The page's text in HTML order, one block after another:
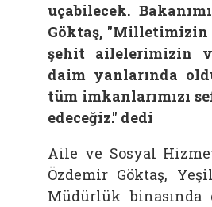
uçabilecek.
Göktaş, "Milletimizin
şehit ailelerimizin
daim yanlarında
tüm imkanlarımızı
edeceğiz." dedi
Aile ve Sosyal
Özdemir Göktaş,
Müdürlük binasında